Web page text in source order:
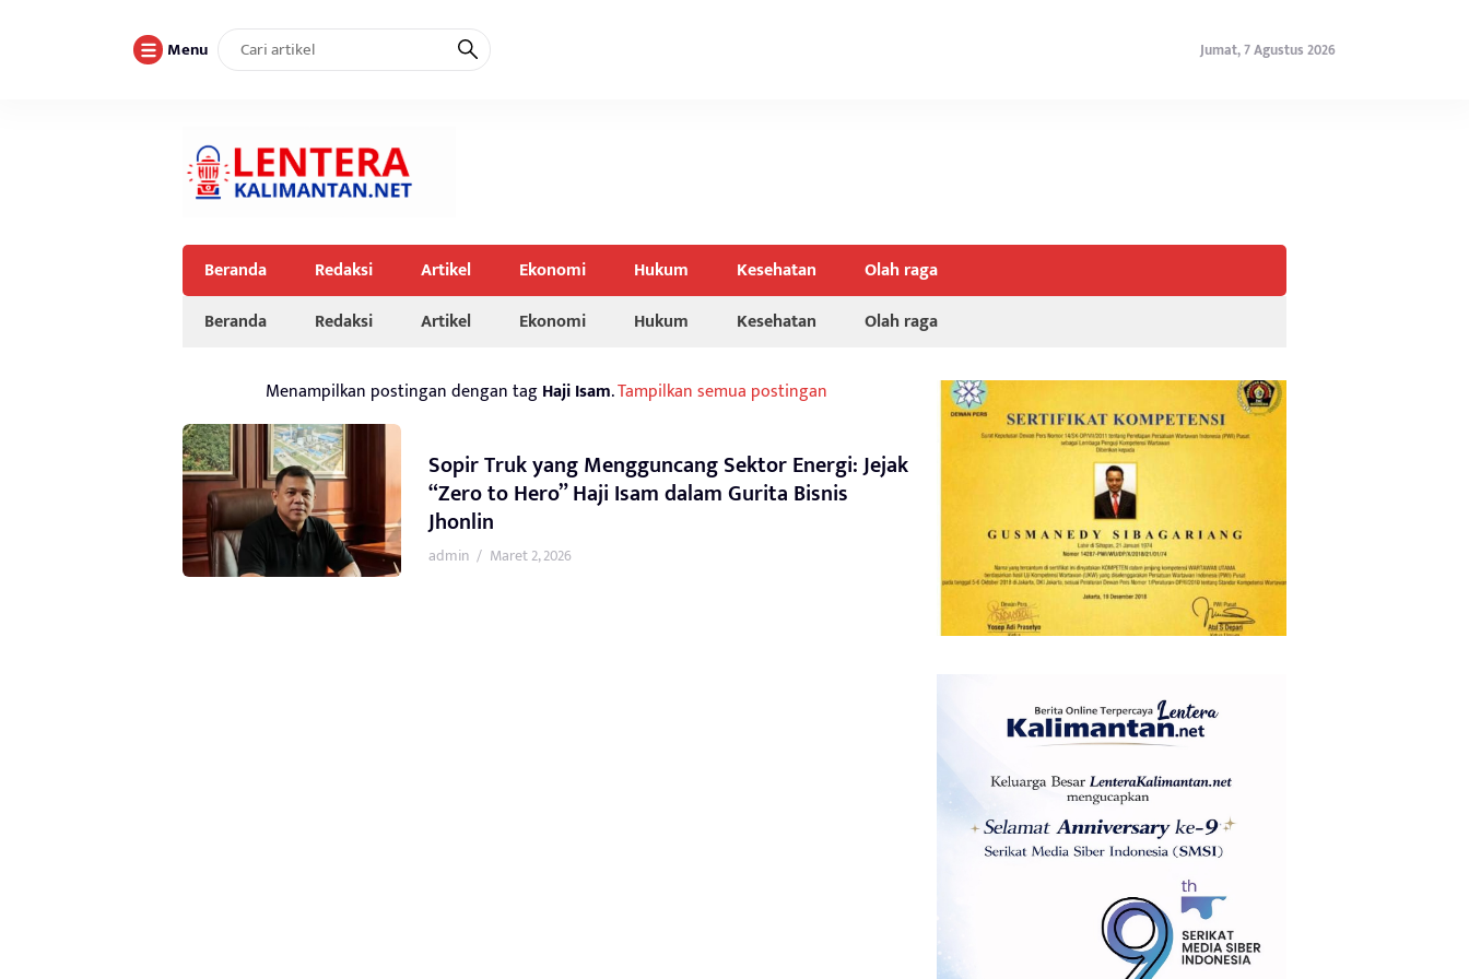
Menu Jumat, 7 Agustus 2026
Beranda Redaksi Artikel Ekonomi Hukum Kesehatan
Olah raga
Beranda
Redaksi Artikel Ekonomi Hukum Kesehatan Olah raga
Menampilkan postingan dengan tagHaji Isam.Tampilkan semua postingan
Sopir Truk yang Mengguncang Sektor Energi: Jejak
“Zero to Hero” Haji Isam dalam Gurita Bisnis
Jhonlin
admin / Maret 2, 2026